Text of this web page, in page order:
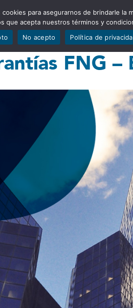
PORTAFOLIO
FNG –
cookies para asegurarnos de brindarle la
que acepta nuestros términos y
No acepto Política de